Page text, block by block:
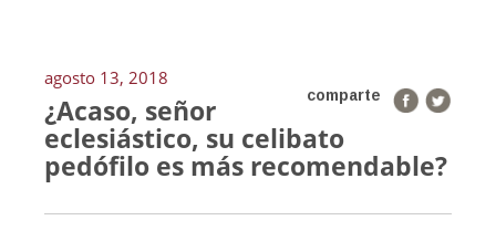
agosto 13, 2018
comparte
¿Acaso, señor
eclesiástico, su celibato
pedófilo es más recomendable?